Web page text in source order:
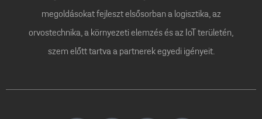
megoldásokat fejleszt elsősorban a logisztika, az
orvostechnika, a környezeti elemzés és az IoT területén,
szem előtt tartva a partnerek egyedi igényeit.